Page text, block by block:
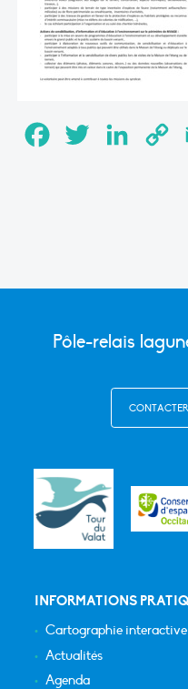
FacebookTwitter LinkedIn
Pôle-relais
INFORMATIONS
Cartographie interactive
Actualités
Agenda